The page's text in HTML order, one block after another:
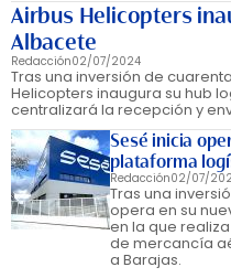
Airbus Helicopters
Albacete
Redacción02/07/2024
Tras una inversión de
Helicopters inaugura su hub
centralizará la recepción y
Sesé inicia
plataforma
Redacción02/07/
Tras una
opera en su
en la que
de mercancía
a Barajas.